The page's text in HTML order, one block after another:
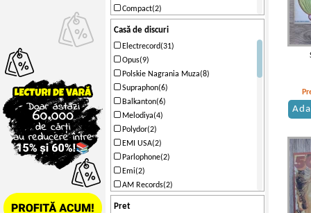
Compact(2)
Ohio Express(1)
Barry Gibb(1)
Petra Janu(1)
The Rubettes(1)
Jozef Zsapka(1)
Margareta Pislaru(1)
Formatia Sincron(1)
Cornel Fugaru(1)
Mondial(1)
Ion Olteanu Band(1)
Adriano Celentano(1)
LOrchestre de Giulio Libano(1)
Casă de discuri
Electrecord(31)
Opus(9)
Polskie Nagrania Muza(8)
Supraphon(6)
Balkanton(6)
Melodiya(4)
Polydor(2)
EMI USA(2)
Parlophone(2)
Emi(2)
AM Records(2)
Pret